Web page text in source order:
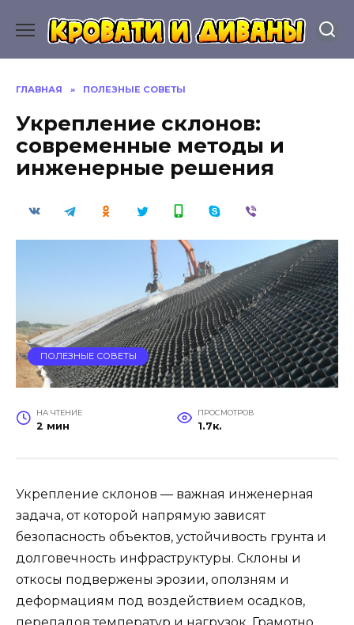
содержанию
ГЛАВНАЯ » ПОЛЕЗНЫЕ СОВЕТЫ
Укрепление склонов:
современные методы и
инженерные решения
ПОЛЕЗНЫЕ СОВЕТЫ
НА ЧТЕНИЕ
2 мин
ПРОСМОТРОВ
1.7к.
Укрепление склонов — важная инженерная
задача, от которой напрямую зависят
безопасность объектов, устойчивость грунта и
долговечность инфраструктуры. Склоны и
откосы подвержены эрозии, оползням и
деформациям под воздействием осадков,